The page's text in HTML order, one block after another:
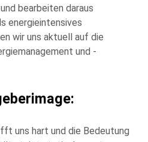
bearbeiten daraus
energieintensives
wir uns aktuell auf die
und -
uns hart und die Bedeutung